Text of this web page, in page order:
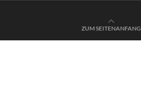
ZUM SEITENANFANG